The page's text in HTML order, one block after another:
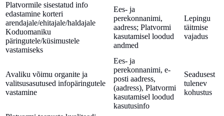
Platvormile sisestatud info
edastamine korteri
arendajale/ehitajale/haldajale
Koduomaniku
päringutele/küsimustele
vastamiseks
Ees- ja
perekonnanimi,
aadress; Platvormi
kasutamisel loodud
andmed
Lepingu
täitmise
vajadus
Avaliku võimu organite ja
valitsusasutused infopäringutele
vastamine
Ees- ja
perekonnanimi, e-
posti aadress,
(aadress), Platvormi
kasutamisel loodud
kasutusinfo
Seadusest
tulenev
kohustus